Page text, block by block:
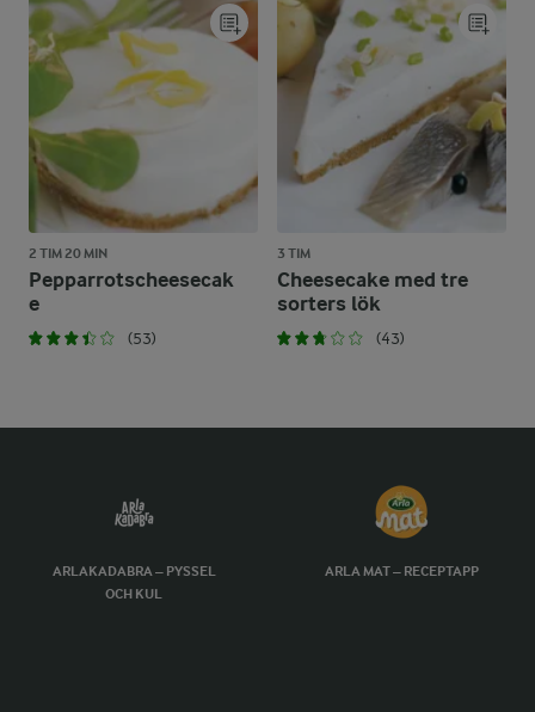
2 TIM 20 MIN
Pepparrotscheesecak
e
(53)
3 TIM
Cheesecake med tre
sorters lök
(43)
ARLAKADABRA – PYSSEL
OCH KUL
ARLA MAT – RECEPTAPP